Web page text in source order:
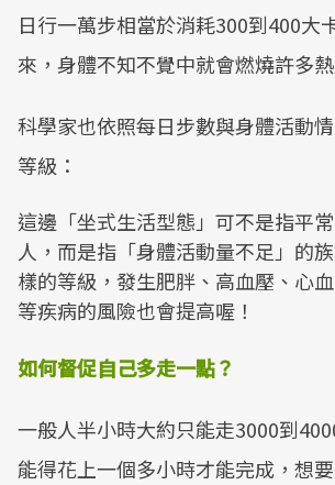
日行一萬步相當於消耗300到400大
來，身體不知不覺中就會燃燒許多熱
科學家也依照每日步數與身體活動
等級：
這邊「坐式生活型態」可不是指平
人，而是指「身體活動量不足」的
樣的等級，發生肥胖、高血壓、心
等疾病的風險也會提高喔！
如何督促自己多走一點？
一般人半小時大約只能走3000到
能得花上一個多小時才能完成，想